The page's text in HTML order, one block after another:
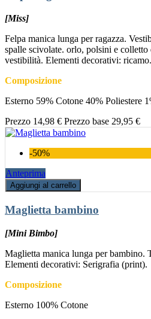
[Miss]
Felpa manica lunga per ragazza.
spalle scivolate. orlo, polsini e
vestibilità. Elementi decorativi: ricamo.
Composizione
Esterno 59% Cotone 40% Poliestere
Prezzo 14,98 € Prezzo base 29,95 €
-50%
Anteprima
Aggiungi al carrello
Maglietta bambino
[Mini Bimbo]
Maglietta manica lunga per bambino.
Elementi decorativi: Serigrafia (print).
Composizione
Esterno 100% Cotone